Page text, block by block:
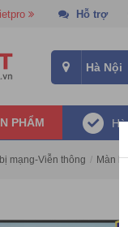
Hỗ trợ
PHẨM
mạng-Viễn thông / Màn